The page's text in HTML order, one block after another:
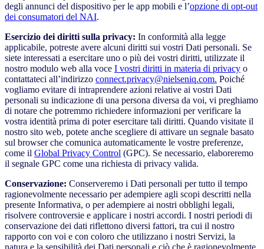
degli annunci del dispositivo per le app mobili e l’opzione di opt-out
dei consumatori del NAI.
Esercizio dei diritti sulla privacy: In conformità alla legge
applicabile, potreste avere alcuni diritti sui vostri Dati personali. Se
siete interessati a esercitare uno o più dei vostri diritti, utilizzate il
nostro modulo web alla voce I vostri diritti in materia di privacy o
contattateci all’indirizzo connect.privacy@nielseniq.com. Poiché
vogliamo evitare di intraprendere azioni relative ai vostri Dati
personali su indicazione di una persona diversa da voi, vi preghiamo
di notare che potremmo richiedere informazioni per verificare la
vostra identità prima di poter esercitare tali diritti. Quando visitate il
nostro sito web, potete anche scegliere di attivare un segnale basato
sul browser che comunica automaticamente le vostre preferenze,
come il Global Privacy Control (GPC). Se necessario, elaboreremo
il segnale GPC come una richiesta di privacy valida.
Conservazione: Conserveremo i Dati personali per tutto il tempo
ragionevolmente necessario per adempiere agli scopi descritti nella
presente Informativa, o per adempiere ai nostri obblighi legali,
risolvere controversie e applicare i nostri accordi. I nostri periodi di
conservazione dei dati riflettono diversi fattori, tra cui il nostro
rapporto con voi e con coloro che utilizzano i nostri Servizi, la
natura e la sensibilità dei Dati personali e ciò che è ragionevolmente